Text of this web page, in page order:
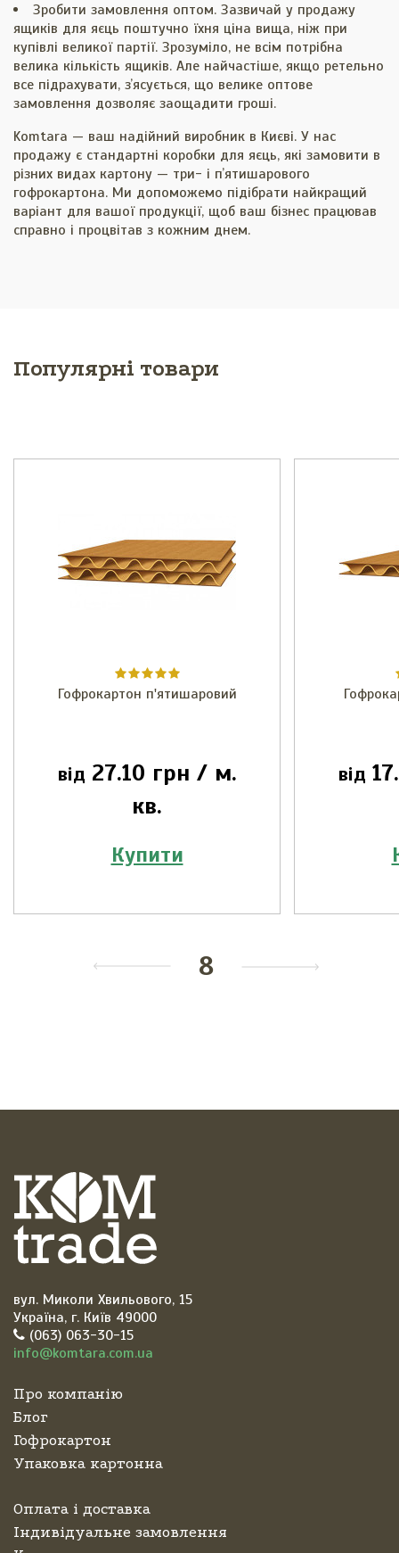
Зробити замовлення оптом. Зазвичай у продажу
ящиків для яєць поштучно їхня ціна вища, ніж при
купівлі великої партії. Зрозуміло, не всім потрібна
велика кількість ящиків. Але найчастіше, якщо ретельно
все підрахувати, зʼясується, що велике оптове
замовлення дозволяє заощадити гроші.
Komtara — ваш надійний виробник в Києві. У нас
продажу є стандартні коробки для яєць, які замовити в
різних видах картону — три- і пʼятишарового
гофрокартона. Ми допоможемо підібрати найкращий
варіант для вашої продукції, щоб ваш бізнес працював
справно і процвітав з кожним днем.
Популярні товари
Гофрокартон п'ятишаровий
від 27.10 грн / м.
кв.
Купити
від
8
вул. Миколи Хвильового, 15
Україна, г. Київ 49000
(063) 063-30-15
info@komtara.com.ua
Про компанію
Блог
Гофрокартон
Упаковка картонна
Оплата і доставка
Індивідуальне замовлення